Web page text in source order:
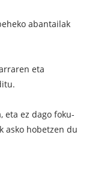
abantailak
eta
eta ez dago foku-
asko hobetzen du